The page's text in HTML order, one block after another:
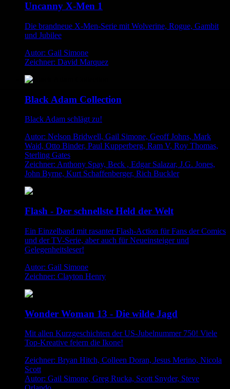
Uncanny X-Men 1
Die brandneue X-Men-Serie mit Wolverine, Rogue, Gambit
und Jubilee
Autor: Gail Simone
Zeichner: David Marquez
Black Adam Collection
Black Adam schlägt zu!
Autor: Nelson Bridwell, Gail Simone, Geoff Johns, Mark
Waid, Otto Binder, Paul Kupperberg, Ram V, Roy Thomas,
Sterling Gates
Zeichner: Anthony Spay, Beck , Edgar Salazar, J.G. Jones,
John Byrne, Kurt Schaffenberger, Rich Buckler
Flash - Der schnellste Held der Welt
Ein Einzelband mit rasanter Flash-Action für Fans der Comics
und der TV-Serie, aber auch für Neueinsteiger und
Gelegenheitsleser!
Autor: Gail Simone
Zeichner: Clayton Henry
Wonder Woman 13 - Die wilde Jagd
Mit allen Kurzgeschichten der US-Jubelnummer 750! Viele
Top-Kreative feiern die Ikone!
Zeichner: Bryan Hitch, Colleen Doran, Jesus Merino, Nicola
Scott
Autor: Gail Simone, Greg Rucka, Scott Snyder, Steve